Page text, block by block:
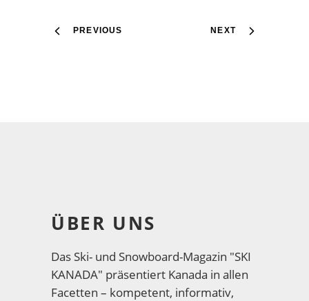
PREVIOUS NEXT
ÜBER UNS
Das Ski- und Snowboard-Magazin "SKI
KANADA" präsentiert Kanada in allen
Facetten – kompetent, informativ,